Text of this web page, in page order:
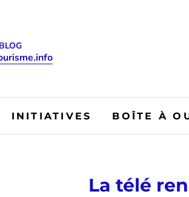
INITIATIVES BOÎTE À
La télé